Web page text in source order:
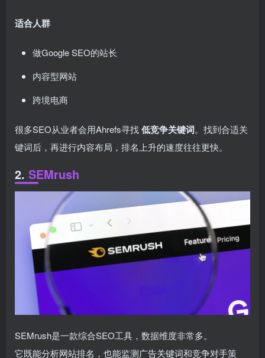
适合人群
做Google SEO的站长
内容型网站
跨境电商
很多SEO从业者会用Ahrefs寻找低竞争关键词。找到合适关
键词后，再进行内容布局，排名上升的速度往往更快。
2. SEMrush
SEMrush是一款综合SEO工具，数据维度非常多。
它既能分析网站排名，也能监测广告关键词和竞争对手策